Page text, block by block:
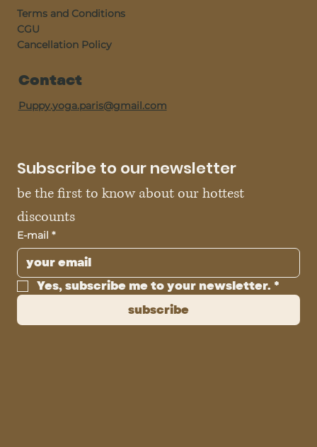
Terms and Conditions
CGU
Cancellation Policy
Contact
Puppy.yoga.paris@gmail.com
Subscribe to our newsletter
be the first to know about our hottest
discounts
E-mail *
Yes, subscribe me to your newsletter. *
subscribe